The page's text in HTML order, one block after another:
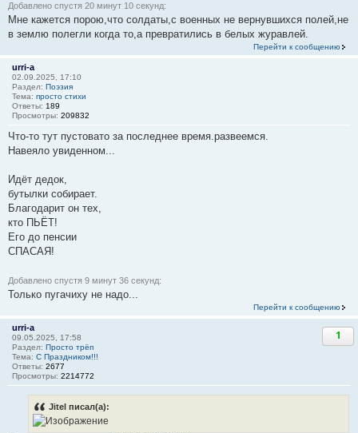
Добавлено спустя 20 минут 10 секунд:
Мне кажется порою,что солдаты,с военных не вернувшихся полей,не
в землю полегли когда то,а превратились в белых журавлей.
Перейти к сообщению
urri-a
02.09.2025, 17:10
Раздел: Поэзия
Тема: просто стихи
Ответы: 189
Просмотры: 209832
Что-то тут пустовато за последнее время.развеемся.
Навеяло увиденном...
Идёт дедок,
бутылки собирает.
Благодарит он тех,
кто ПЬЁТ!
Его до пенсии
СПАСАЯ!
Добавлено спустя 9 минут 36 секунд:
Только пугачиху не надо...
Перейти к сообщению
urri-a
09.05.2025, 17:58
Раздел: Просто трёп
Тема: С Праздником!!!
Ответы: 2677
Просмотры: 2214772
1
Jitel писал(а):